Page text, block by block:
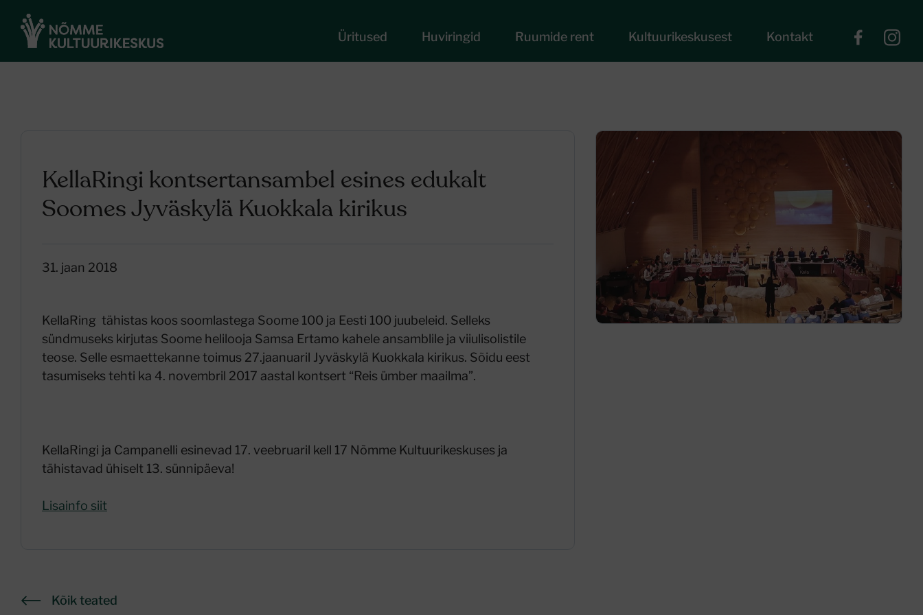
Üritused Huviringid Ruumide rent Kultuurikeskusest Kontakt
KellaRingi kontsertansambel esines edukalt
Soomes Jyväskylä Kuokkala kirikus
31. jaan 2018
KellaRing tähistas koos soomlastega Soome 100 ja Eesti 100 juubeleid. Selleks
sündmuseks kirjutas Soome helilooja Samsa Ertamo kahele ansamblile ja viiulisolistile
teose. Selle esmaettekanne toimus 27.jaanuaril Jyväskylä Kuokkala kirikus. Sõidu eest
tasumiseks tehti ka 4. novembril 2017 aastal kontsert “Reis ümber maailma”.
KellaRingi ja Campanelli esinevad 17. veebruaril kell 17 Nõmme Kultuurikeskuses ja
tähistavad ühiselt 13. sünnipäeva!
Lisainfo siit
Kõik teated